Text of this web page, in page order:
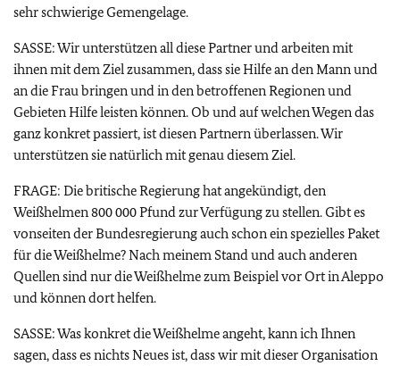
sehr schwierige Gemengelage.
SASSE: Wir unterstützen all diese Partner und arbeiten mit
ihnen mit dem Ziel zusammen, dass sie Hilfe an den Mann und
an die Frau bringen und in den betroffenen Regionen und
Gebieten Hilfe leisten können. Ob und auf welchen Wegen das
ganz konkret passiert, ist diesen Partnern überlassen. Wir
unterstützen sie natürlich mit genau diesem Ziel.
FRAGE: Die britische Regierung hat angekündigt, den
Weißhelmen 800 000 Pfund zur Verfügung zu stellen. Gibt es
vonseiten der Bundesregierung auch schon ein spezielles Paket
für die Weißhelme? Nach meinem Stand und auch anderen
Quellen sind nur die Weißhelme zum Beispiel vor Ort in Aleppo
und können dort helfen.
SASSE: Was konkret die Weißhelme angeht, kann ich Ihnen
sagen, dass es nichts Neues ist, dass wir mit dieser Organisation